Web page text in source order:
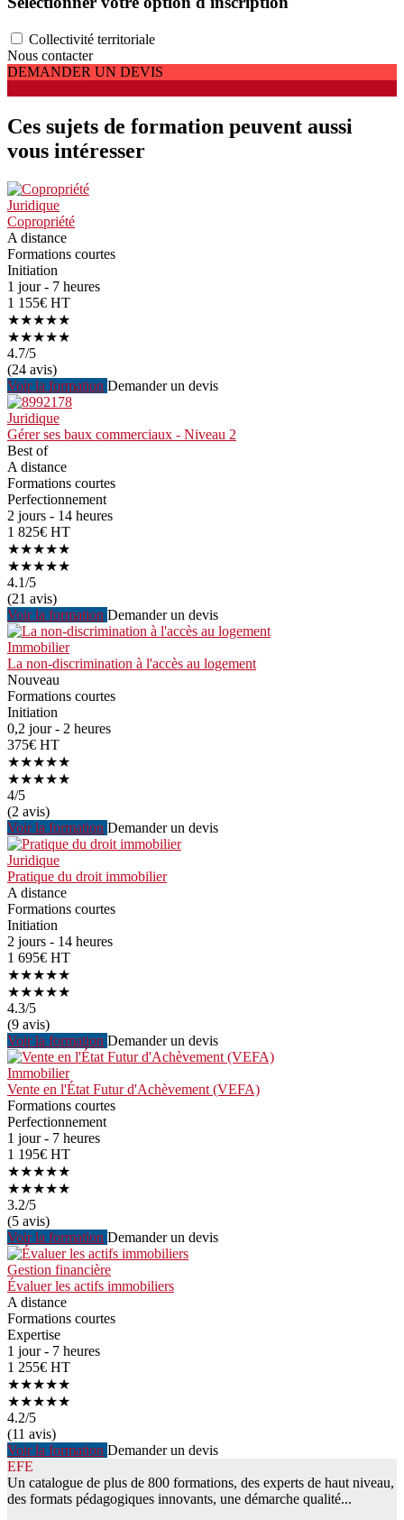
Collectivité territoriale
Nous contacter
DEMANDER UN DEVIS
Ces sujets de formation peuvent aussi
vous intéresser
Juridique
Copropriété
A distance
Formations courtes
Initiation
1 jour - 7 heures
1 155€ HT
★★★★★
★★★★★
4.7/5
(24 avis)
Voir la formation Demander un devis
Juridique
Gérer ses baux commerciaux - Niveau 2
Best of
A distance
Formations courtes
Perfectionnement
2 jours - 14 heures
1 825€ HT
★★★★★
★★★★★
4.1/5
(21 avis)
Voir la formation Demander un devis
Immobilier
La non-discrimination à l'accès au logement
Nouveau
Formations courtes
Initiation
0,2 jour - 2 heures
375€ HT
★★★★★
★★★★★
4/5
(2 avis)
Voir la formation Demander un devis
Juridique
Pratique du droit immobilier
A distance
Formations courtes
Initiation
2 jours - 14 heures
1 695€ HT
★★★★★
★★★★★
4.3/5
(9 avis)
Voir la formation Demander un devis
Immobilier
Vente en l'État Futur d'Achèvement (VEFA)
Formations courtes
Perfectionnement
1 jour - 7 heures
1 195€ HT
★★★★★
★★★★★
3.2/5
(5 avis)
Voir la formation Demander un devis
Gestion financière
Évaluer les actifs immobiliers
A distance
Formations courtes
Expertise
1 jour - 7 heures
1 255€ HT
★★★★★
★★★★★
4.2/5
(11 avis)
Voir la formation Demander un devis
EFE
Un catalogue de plus de 800 formations, des experts de haut niveau,
des formats pédagogiques innovants, une démarche qualité...